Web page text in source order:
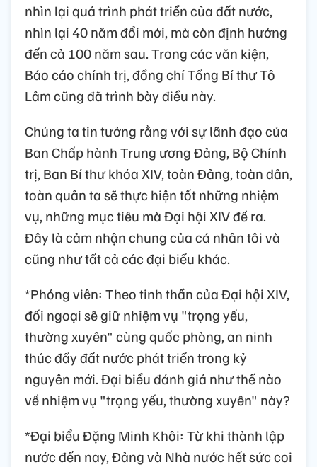
nhìn lại quá trình phát triển của đất nước,
nhìn lại 40 năm đổi mới, mà còn định hướng
đến cả 100 năm sau. Trong các văn kiện,
Báo cáo chính trị, đồng chí Tổng Bí thư Tô
Lâm cũng đã trình bày điều này.
Chúng ta tin tưởng rằng với sự lãnh đạo của
Ban Chấp hành Trung ương Đảng, Bộ Chính
trị, Ban Bí thư khóa XIV, toàn Đảng, toàn dân,
toàn quân ta sẽ thực hiện tốt những nhiệm
vụ, những mục tiêu mà Đại hội XIV đề ra.
Đây là cảm nhận chung của cá nhân tôi và
cũng như tất cả các đại biểu khác.
*Phóng viên: Theo tinh thần của Đại hội XIV,
đối ngoại sẽ giữ nhiệm vụ "trọng yếu,
thường xuyên" cùng quốc phòng, an ninh
thúc đẩy đất nước phát triển trong kỷ
nguyên mới. Đại biểu đánh giá như thế nào
về nhiệm vụ "trọng yếu, thường xuyên" này?
*Đại biểu Đặng Minh Khôi: Từ khi thành lập
nước đến nay, Đảng và Nhà nước hết sức coi